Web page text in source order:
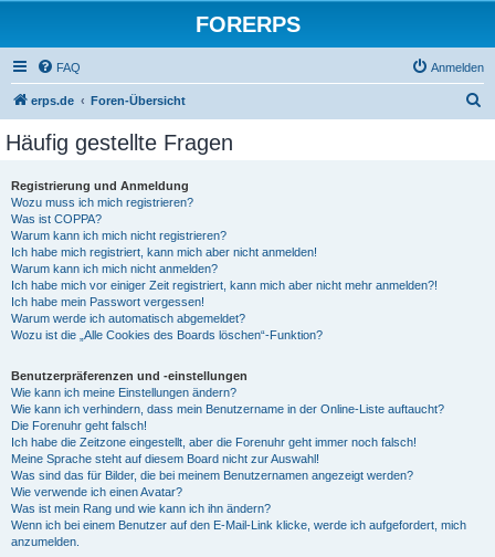
FORERPS
FAQ Anmelden
erps.de Foren-Übersicht
Häufig gestellte Fragen
Registrierung und Anmeldung
Wozu muss ich mich registrieren?
Was ist COPPA?
Warum kann ich mich nicht registrieren?
Ich habe mich registriert, kann mich aber nicht anmelden!
Warum kann ich mich nicht anmelden?
Ich habe mich vor einiger Zeit registriert, kann mich aber nicht mehr anmelden?!
Ich habe mein Passwort vergessen!
Warum werde ich automatisch abgemeldet?
Wozu ist die „Alle Cookies des Boards löschen“-Funktion?
Benutzerpräferenzen und -einstellungen
Wie kann ich meine Einstellungen ändern?
Wie kann ich verhindern, dass mein Benutzername in der Online-Liste auftaucht?
Die Forenuhr geht falsch!
Ich habe die Zeitzone eingestellt, aber die Forenuhr geht immer noch falsch!
Meine Sprache steht auf diesem Board nicht zur Auswahl!
Was sind das für Bilder, die bei meinem Benutzernamen angezeigt werden?
Wie verwende ich einen Avatar?
Was ist mein Rang und wie kann ich ihn ändern?
Wenn ich bei einem Benutzer auf den E-Mail-Link klicke, werde ich aufgefordert, mich
anzumelden.